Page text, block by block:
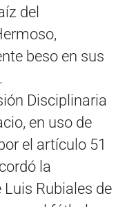
del
beso en sus
Disciplinaria
en uso de
el artículo 51
la
Rubiales de